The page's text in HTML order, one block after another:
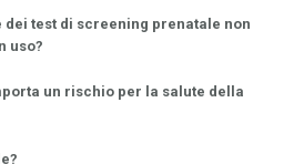
dei test di screening prenatale non
uso?
un rischio per la salute della